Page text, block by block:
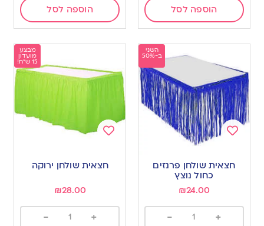
הוספה לסל הוספה לסל
השני
ב-50%
wishlist
חצאית שולחן פרנזים
כחול נוצץ
₪24.00
+
-
מבצע
מועדון
15 ש"ח!
חצאית שולחן ירוקה
₪28.00
+
-